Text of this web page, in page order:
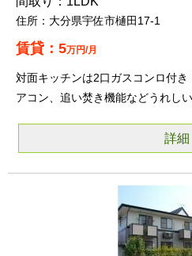
大分県宇佐市樋田17-1
5万円/月
対面キッチンは2口ガスコンロ付
アコン、追い焚き機能などうれし
詳細